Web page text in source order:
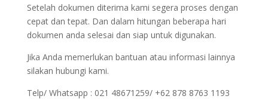
Setelah dokumen diterima kami segera proses dengan
cepat dan tepat. Dan dalam hitungan beberapa hari
dokumen anda selesai dan siap untuk digunakan.
Jika Anda memerlukan bantuan atau informasi lainnya
silakan hubungi kami.
Telp/ Whatsapp : 021 48671259/ +62 878 8763 1193